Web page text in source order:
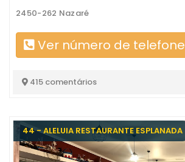
2450-262 Nazaré
Ver número de telefone
415 comentários
44 - ALELUIA RESTAURANTE ESPLANADA